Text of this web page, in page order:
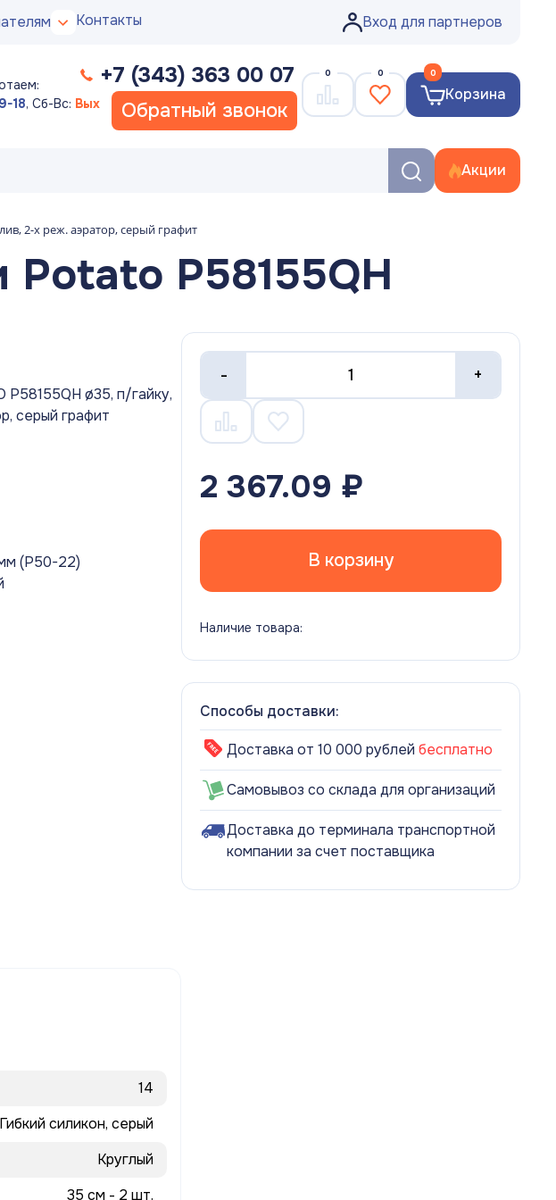
Контакты Вход для партнеров
9-18, Сб-Вс: Вых
+7 (343) 363 00 07
Обратный звонок
0 0
Корзина
0
Акции
2-х реж. аэратор, серый графит
P58155QH
P58155QH ø35, п/гайку,
серый графит
(P50-22)
14
Гибкий силикон, серый
Круглый
35 см - 2 шт.
- +
2 367.09 ₽
В корзину
Наличие товара:
Способы доставки:
Доставка от 10 000 рублей бесплатно
Самовывоз со склада для организаций
Доставка до терминала транспортной
компании за счет поставщика